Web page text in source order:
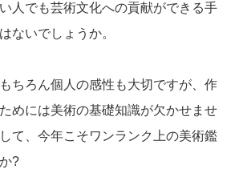
人でも芸術文化への貢献ができる手
ないでしょうか。
ちろん個人の感性も大切ですが、作
めには美術の基礎知識が欠かせませ
て、今年こそワンランク上の美術鑑
?